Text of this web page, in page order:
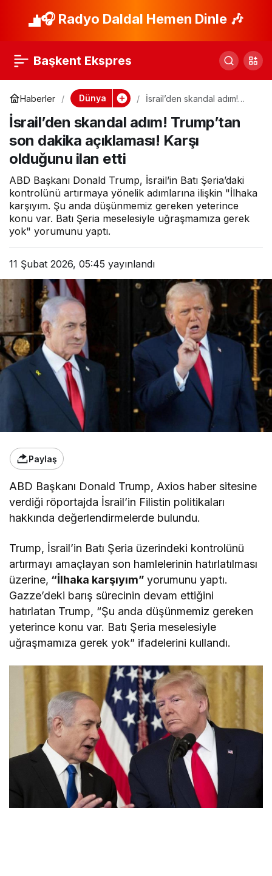
🎧 Radyo Daldal Hemen Dinle 🎶
Başkent Ekspres
Haberler Dünya
İsrail’den skandal adım!
açıklaması! Karşı olduğunu
ilan etti
İsrail’den skandal adım! Trump’tan
son dakika açıklaması! Karşı
olduğunu ilan etti
ABD Başkanı Donald Trump, İsrail’in Batı Şeria’daki
kontrolünü artırmaya yönelik adımlarına ilişkin "İlhaka
karşıyım. Şu anda düşünmemiz gereken yeterince
konu var. Batı Şeria meselesiyle uğraşmamıza gerek
yok" yorumunu yaptı.
11 Şubat 2026, 05:45 yayınlandı
Paylaş
ABD Başkanı Donald Trump, Axios haber sitesine
verdiği röportajda İsrail’in Filistin politikaları
hakkında değerlendirmelerde bulundu.
Trump, İsrail’in Batı Şeria üzerindeki kontrolünü
artırmayı amaçlayan son hamlelerinin hatırlatılması
üzerine, “İlhaka karşıyım”yorumunu yaptı.
Gazze’deki barış sürecinin devam ettiğini
hatırlatan Trump, “Şu anda düşünmemiz gereken
yeterince konu var. Batı Şeria meselesiyle
uğraşmamıza gerek yok” ifadelerini kullandı.
İsrail ve Yunanistan’ı
Hakan Fidan iki
ülkede gündem oldu
Paylaş